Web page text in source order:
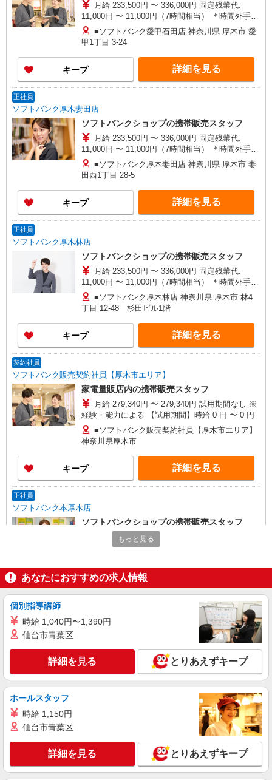
月給 233,500円 〜 336,000円 固定残業代:
11,000円 〜 11,000円（7時間相当） ＊時間外手当
は時間外労働の有無にかかわらず、固定残業代と
して支給し、相当時間を超える時間外労働分は法
定どおり追加で支給します。 試用期間あり 3ヶ月
※経験・能力による 【試用期間】月給 221000 円
〜 336000 円
■ソフトバンク愛甲石田店 神奈川県 厚木市 愛
甲1丁目 3‐24
キープ 詳細を見る
正社員
ソフトバンク厚木妻田店
ソフトバンクショップの携帯販売スタッフ
月給 233,500円 〜 336,000円 固定残業代:
11,000円 〜 11,000円（7時間相当） ＊時間外手当
は時間外労働の有無にかかわらず、固定残業代と
して支給し、相当時間を超える時間外労働分は法
定どおり追加で支給します。 試用期間あり 3ヶ月
※経験・能力による 【試用期間】月給 221000 円
〜 336000 円
■ソフトバンク厚木妻田店 神奈川県 厚木市 妻
田西1丁目 28‐5
キープ 詳細を見る
正社員
ソフトバンク厚木林店
ソフトバンクショップの携帯販売スタッフ
月給 233,500円 〜 336,000円 固定残業代:
11,000円 〜 11,000円（7時間相当） ＊時間外手当
は時間外労働の有無にかかわらず、固定残業代と
して支給し、相当時間を超える時間外労働分は法
定どおり追加で支給します。 試用期間あり 3ヶ月
※経験・能力による 【試用期間】月給 221000 円
〜 336000 円
■ソフトバンク厚木林店 神奈川県 厚木市 林4
丁目 12‐48 杉田ビル1階
キープ 詳細を見る
契約社員
ソフトバンク販売契約社員【厚木市エリア】
家電量販店内の携帯販売スタッフ
月給 279,340円 〜 279,340円 試用期間なし ※
経験・能力による 【試用期間】時給 0 円 〜 0 円
■ソフトバンク販売契約社員【厚木市エリア】
神奈川県厚木市
キープ 詳細を見る
正社員
ソフトバンク本厚木店
ソフトバンクショップの携帯販売スタッフ
月給 233,500円 〜 260,200円 固定残業代:
23,500円 〜 26,200円（15時間相当） ＊＿ 試用期
【試用期間】月給 233500 円 〜 260200 円
2丁目 2‐8
詳細を見る
正社員
ソフトバンク本厚木店
【店長職】ソフトバンクショップの携帯販売ス
タッフ
月給 260,000円 〜 322,000円 試用期間あり 6
ヶ月 月給25万円以上 ※経験・能力による 【試用
期間】月給 260000 円 〜 322000 円
■ソフトバンク本厚木店 神奈川県 厚木市 中町
詳細を見る
派遣社員
もっと見る
あなたにおすすめの求人情報
個別指導講師
時給 1,040円〜1,390円
仙台市青葉区
詳細を見る とりあえずキープ
ホールスタッフ
時給 1,150円
仙台市青葉区
詳細を見る とりあえずキープ